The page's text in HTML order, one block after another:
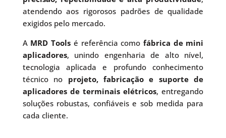
atendendo aos rigorosos padrões de qualidade
exigidos pelo mercado.
A MRD Tools é referência como fábrica de mini
aplicadores, unindo engenharia de alto nível,
tecnologia aplicada e profundo conhecimento
técnico no projeto, fabricação e suporte de
aplicadores de terminais elétricos, entregando
soluções robustas, confiáveis e sob medida para
cada cliente.